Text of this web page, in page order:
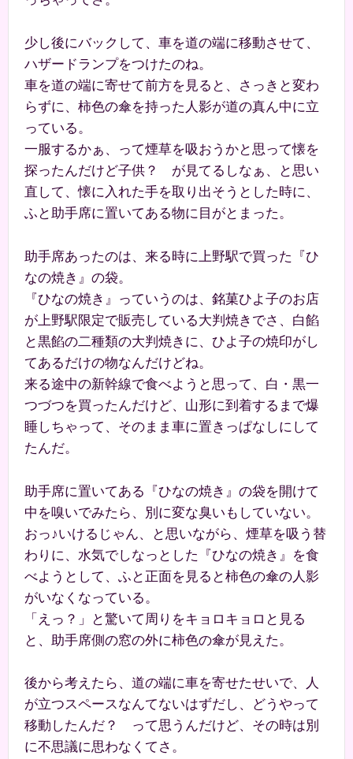
少し後にバックして、車を道の端に移動させて、
ハザードランプをつけたのね。
車を道の端に寄せて前方を見ると、さっきと変わ
らずに、柿色の傘を持った人影が道の真ん中に立
っている。
一服するかぁ、って煙草を吸おうかと思って懐を
探ったんだけど子供？ が見てるしなぁ、と思い
直して、懐に入れた手を取り出そうとした時に、
ふと助手席に置いてある物に目がとまった。
助手席あったのは、来る時に上野駅で買った『ひ
なの焼き』の袋。
『ひなの焼き』っていうのは、銘菓ひよ子のお店
が上野駅限定で販売している大判焼きでさ、白餡
と黒餡の二種類の大判焼きに、ひよ子の焼印がし
てあるだけの物なんだけどね。
来る途中の新幹線で食べようと思って、白・黒一
つづつを買ったんだけど、山形に到着するまで爆
睡しちゃって、そのまま車に置きっぱなしにして
たんだ。
助手席に置いてある『ひなの焼き』の袋を開けて
中を嗅いでみたら、別に変な臭いもしていない。
おっ♪いけるじゃん、と思いながら、煙草を吸う替
わりに、水気でしなっとした『ひなの焼き』を食
べようとして、ふと正面を見ると柿色の傘の人影
がいなくなっている。
「えっ？」と驚いて周りをキョロキョロと見る
と、助手席側の窓の外に柿色の傘が見えた。
後から考えたら、道の端に車を寄せたせいで、人
が立つスペースなんてないはずだし、どうやって
移動したんだ？ って思うんだけど、その時は別
に不思議に思わなくてさ。